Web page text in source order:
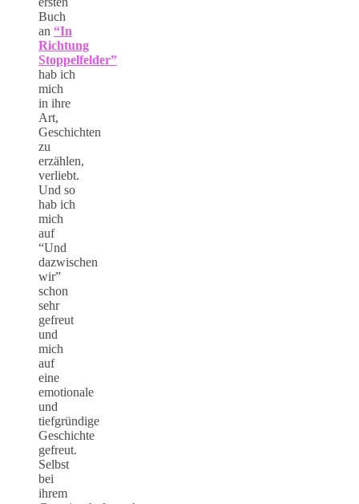
Buch
an “In
Richtung
Stoppelfelder”
hab ich
mich
in ihre
Art,
Geschichten
zu
erzählen,
verliebt.
Und so
hab ich
mich
auf
“Und
dazwischen
wir”
schon
sehr
gefreut
und
mich
auf
eine
emotionale
und
tiefgründige
Geschichte
gefreut.
Selbst
bei
ihrem